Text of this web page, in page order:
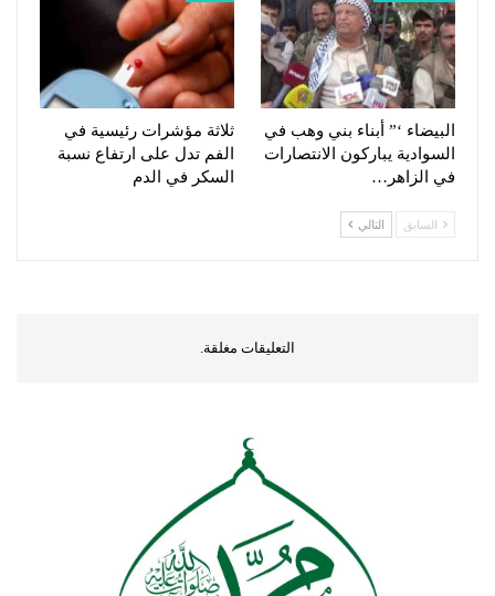
البيضاء ‘” أبناء بني وهب في
السوادية يباركون الانتصارات
في الزاهر…
ثلاثة مؤشرات رئيسية في
الفم تدل على ارتفاع نسبة
السكر في الدم
السابق التالي
التعليقات مغلقة.